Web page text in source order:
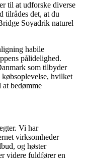
til at udforske diverse
tilrådes det, at du
Soyadrik naturel
habile
pålidelighed.
som tilbyder
købsoplevelse, hvilket
at bedømme
Vi har
virksomheder
og høster
videre fuldfører en